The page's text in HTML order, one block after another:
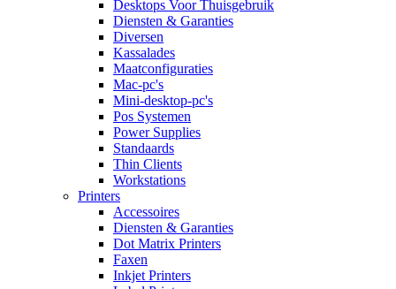
Desktops Voor Thuisgebruik
Diensten & Garanties
Diversen
Kassalades
Maatconfiguraties
Mac-pc's
Mini-desktop-pc's
Pos Systemen
Power Supplies
Standaards
Thin Clients
Workstations
Printers
Accessoires
Diensten & Garanties
Dot Matrix Printers
Faxen
Inkjet Printers